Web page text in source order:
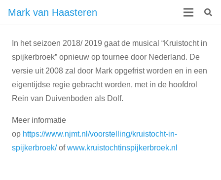
Mark van Haasteren
In het seizoen 2018/ 2019 gaat de musical “Kruistocht in
spijkerbroek” opnieuw op tournee door Nederland. De
versie uit 2008 zal door Mark opgefrist worden en in een
eigentijdse regie gebracht worden, met in de hoofdrol
Rein van Duivenboden als Dolf.
Meer informatie
op https://www.njmt.nl/voorstelling/kruistocht-in-
spijkerbroek/ofwww.kruistochtinspijkerbroek.nl